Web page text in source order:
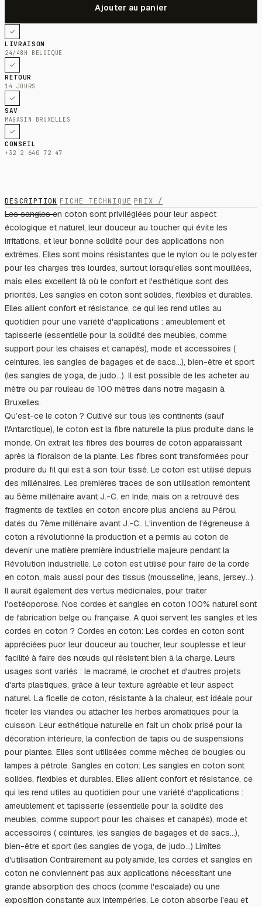
LIVRAISON
24/48H BELGIQUE
RETOUR
14 JOURS
SAV
MAGASIN BRUXELLES
CONSEIL
+32 2 640 72 47
DESCRIPTION FICHE TECHNIQUE PRIX /
Les sangles en coton sont privilégiées pour leur aspect
écologique et naturel, leur douceur au toucher qui évite les
irritations, et leur bonne solidité pour des applications non
extrêmes. Elles sont moins résistantes que le nylon ou le polyester
pour les charges très lourdes, surtout lorsqu'elles sont mouillées,
mais elles excellent là où le confort et l'esthétique sont des
priorités. Les sangles en coton sont solides, flexibles et durables.
Elles allient confort et résistance, ce qui les rend utiles au
quotidien pour une variété d'applications : ameublement et
tapisserie (essentielle pour la solidité des meubles, comme
support pour les chaises et canapés), mode et accessoires (
ceintures, les sangles de bagages et de sacs…), bien-être et sport
(les sangles de yoga, de judo…). Il est possible de les acheter au
mètre ou par rouleau de 100 mètres dans notre magasin à
Bruxelles.
Qu’est-ce le coton ? Cultivé sur tous les continents (sauf
l'Antarctique), le coton est la fibre naturelle la plus produite dans le
monde. On extrait les fibres des bourres de coton apparaissant
après la floraison de la plante. Les fibres sont transformées pour
produire du fil qui est à son tour tissé. Le coton est utilisé depuis
des millénaires. Les premières traces de son utilisation remontent
au 5ème millénaire avant J.-C. en Inde, mais on a retrouvé des
fragments de textiles en coton encore plus anciens au Pérou,
datés du 7ème millénaire avant J.-C.. L'invention de l'égreneuse à
coton a révolutionné la production et a permis au coton de
devenir une matière première industrielle majeure pendant la
Révolution industrielle. Le coton est utilisé pour faire de la corde
en coton, mais aussi pour des tissus (mousseline, jeans, jersey...).
Il aurait également des vertus médicinales, pour traiter
l'ostéoporose. Nos cordes et sangles en coton 100% naturel sont
de fabrication belge ou française. A quoi servent les sangles et les
cordes en coton ? Cordes en coton: Les cordes en coton sont
appréciées puor leur douceur au toucher, leur souplesse et leur
facilité à faire des nœuds qui résistent bien à la charge. Leurs
usages sont variés : le macramé, le crochet et d'autres projets
d'arts plastiques, grâce à leur texture agréable et leur aspect
naturel. La ficelle de coton, résistante à la chaleur, est idéale pour
ficeler les viandes ou attacher les herbes aromatiques pour la
cuisson. Leur esthétique naturelle en fait un choix prisé pour la
décoration intérieure, la confection de tapis ou de suspensions
pour plantes. Elles sont utilisées comme mèches de bougies ou
lampes à pétrole. Sangles en coton: Les sangles en coton sont
solides, flexibles et durables. Elles allient confort et résistance, ce
qui les rend utiles au quotidien pour une variété d'applications :
ameublement et tapisserie (essentielle pour la solidité des
meubles, comme support pour les chaises et canapés), mode et
accessoires ( ceintures, les sangles de bagages et de sacs…),
bien-être et sport (les sangles de yoga, de judo…) Limites
d'utilisation Contrairement au polyamide, les cordes et sangles en
coton ne conviennent pas aux applications nécessitant une
grande absorption des chocs (comme l'escalade) ou une
exposition constante aux intempéries. Le coton absorbe l'eau et